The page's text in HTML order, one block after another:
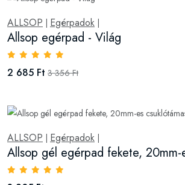
ALLSOP | Egérpadok |
Allsop egérpad - Világ
2 685 Ft 3 356 Ft
ALLSOP Egérpadok
Allsop gél egérpad fekete, 20mm-